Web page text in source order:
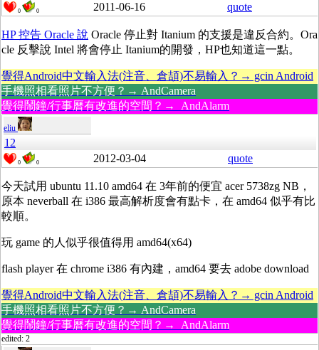
0 0 2011-06-16 quote
HP 控告 Oracle 說 Oracle 停止對 Itanium 的支援是違反合約。Ora
cle 反擊說 Intel 將會停止 Itanium的開發，HP也知道這一點。
覺得Android中文輸入法(注音、倉頡)不易輸入？→ gcin Android
手機照相看照片不方便？→ AndCamera
覺得鬧鐘/行事曆有改進的空間？→ AndAlarm
eliu
12
0 0 2012-03-04 quote
今天試用 ubuntu 11.10 amd64 在 3年前的便宜 acer 5738zg NB，
原本 neverball 在 i386 最高解析度會有點卡，在 amd64 似乎有比
較順。
玩 game 的人似乎很值得用 amd64(x64)
flash player 在 chrome i386 有內建，amd64 要去 adobe download
覺得Android中文輸入法(注音、倉頡)不易輸入？→ gcin Android
手機照相看照片不方便？→ AndCamera
覺得鬧鐘/行事曆有改進的空間？→ AndAlarm
edited: 2